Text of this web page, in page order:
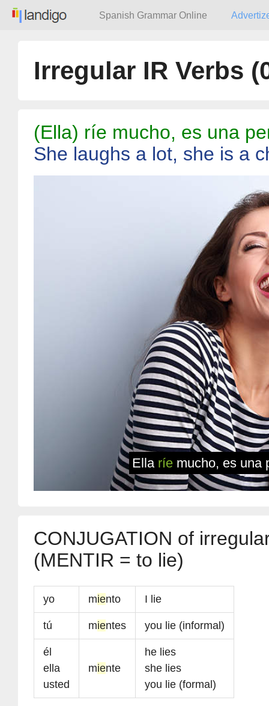
Spanish Grammar Online
Irregular IR Verbs
(Ella) ríe mucho, es una
She laughs a lot, she is a
Ella ríe mucho, es una
CONJUGATION of
(MENTIR = to lie)
yo miento I lie
tú mientes you lie (informal)
él
ella
usted
miente
he lies
she lies
you lie (formal)